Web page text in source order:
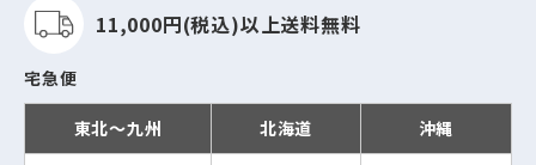
11,000円(税込)以上送料無料
宅急便
東北～九州 北海道 沖縄